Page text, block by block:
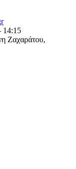
14:15
Ζαχαράτου,